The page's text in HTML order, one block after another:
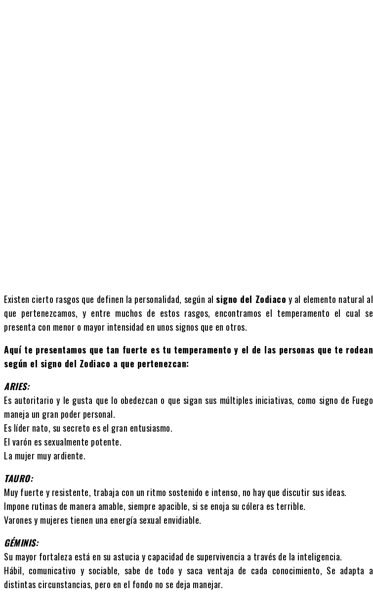
Existen cierto rasgos que definen la personalidad, según al signo del Zodiaco y al elemento natural al
que pertenezcamos, y entre muchos de estos rasgos, encontramos el temperamento el cual se
presenta con menor o mayor intensidad en unos signos que en otros.
Aquí te presentamos que tan fuerte es tu temperamento y el de las personas que te rodean
según el signo del Zodiaco a que pertenezcan:
ARIES:
Es autoritario y le gusta que lo obedezcan o que sigan sus múltiples iniciativas, como signo de Fuego
maneja un gran poder personal.
Es líder nato, su secreto es el gran entusiasmo.
El varón es sexualmente potente.
La mujer muy ardiente.
TAURO:
Muy fuerte y resistente, trabaja con un ritmo sostenido e intenso, no hay que discutir sus ideas.
Impone rutinas de manera amable, siempre apacible, si se enoja su cólera es terrible.
Varones y mujeres tienen una energía sexual envidiable.
GÉMINIS:
Su mayor fortaleza está en su astucia y capacidad de supervivencia a través de la inteligencia.
Hábil, comunicativo y sociable, sabe de todo y saca ventaja de cada conocimiento, Se adapta a
distintas circunstancias, pero en el fondo no se deja manejar.